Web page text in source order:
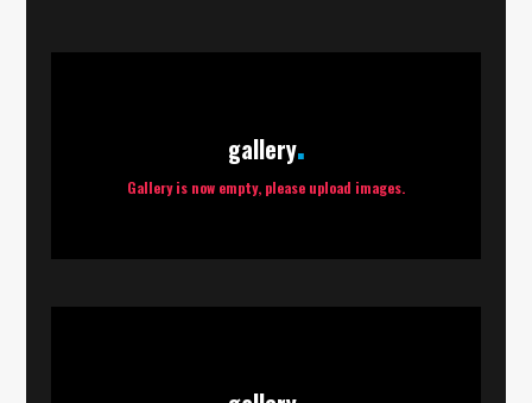
gallery
Gallery is now empty, please upload images.